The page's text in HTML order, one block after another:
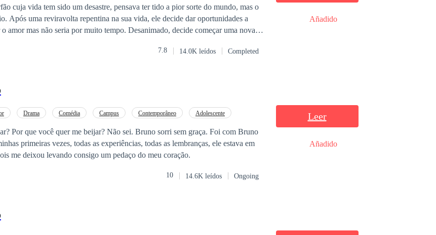
cuja vida tem sido um desastre, pensava ter tido a pior sorte do mundo, mas o
a
por muito tempo. Desanimado, decide começar uma nova
7.8 14.0K leídos Completed
Añadido
Drama Comédia Campus Contemporâneo Adolescente
Bruno
primeiras vezes, todas as experiências, todas as lembranças, ele estava em
me deixou levando consigo um pedaço do meu coração.
10 14.6K leídos Ongoing
Leer
Añadido